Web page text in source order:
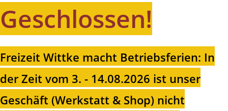
Geschlossen!
Freizeit Wittke macht Betriebsferien: In
der Zeit vom 3. - 14.08.2026 ist unser
Geschäft (Werkstatt & Shop) nicht